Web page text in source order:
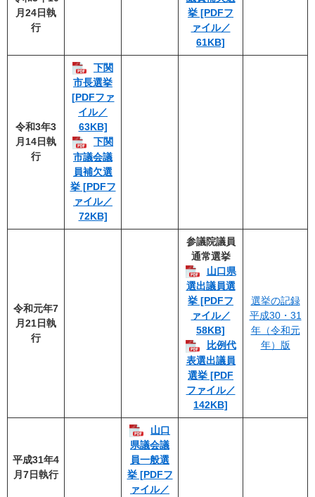
月24日執
行
挙 [PDFフ
ァイル／
61KB]
令和3年3
月14日執
行
下関
市長選挙
[PDFファ
イル／
63KB]
下関
市議会議
員補欠選
挙 [PDFフ
ァイル／
72KB]
令和元年7
月21日執
行
参議院議員
通常選挙
山口県
選出議員選
挙 [PDFフ
ァイル／
58KB]
比例代
表選出議員
選挙 [PDF
ファイル／
142KB]
選挙の記録
平成30・31
年（令和元
年）版
平成31年4
月7日執行
山口
県議会議
員一般選
挙 [PDFフ
ァイル／